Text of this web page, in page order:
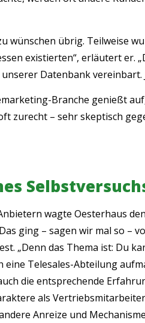
übrig. Teilweise
existierten“, erläutert er.
Datenbank vereinbart.
Branche genießt
zurecht – sehr skeptisch
wagte Oesterhaus den
ging – sagen wir mal so –
„Denn das Thema ist: Du
Telesales-Abteilung
die entsprechende
als
Anreize und